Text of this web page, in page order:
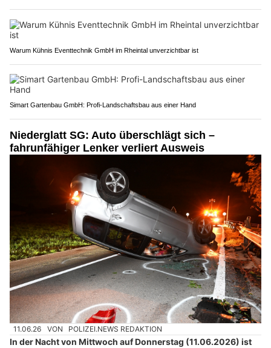
Warum Kühnis Eventtechnik GmbH im Rheintal unverzichtbar ist
Simart Gartenbau GmbH: Profi-Landschaftsbau aus einer Hand
Niederglatt SG: Auto überschlägt sich –
fahrunfähiger Lenker verliert Ausweis
11.06.26 VON POLIZEI.NEWS REDAKTION
In der Nacht von Mittwoch auf Donnerstag (11.06.2026) ist